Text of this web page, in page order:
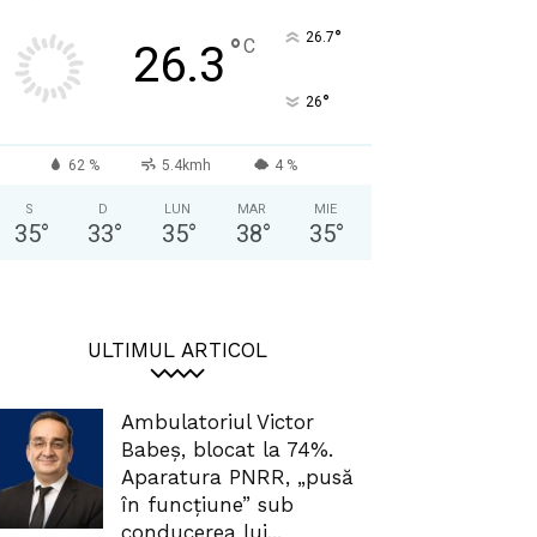
26.3 °C 26.7°
26°
62 % 5.4kmh 4 %
S
35°
D
33°
LUN
35°
MAR
38°
MIE
35°
ULTIMUL ARTICOL
Ambulatoriul Victor
Babeș, blocat la 74%.
Aparatura PNRR, „pusă
în funcțiune” sub
conducerea lui...